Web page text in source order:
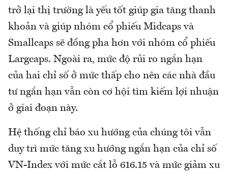
trở lại thị trường là yếu tốt giúp gia tăng thanh
khoản và giúp nhóm cổ phiếu Midcaps và
Smallcaps sẽ đồng pha hơn với nhóm cổ phiếu
Largcaps. Ngoài ra, mức độ rủi ro ngắn hạn
của hai chỉ số ở mức thấp cho nên các nhà đầu
tư ngắn hạn vẫn còn cơ hội tìm kiếm lợi nhuận
ở giai đoạn này.
Hệ thống chỉ báo xu hướng của chúng tôi vẫn
duy trì mức tăng xu hướng ngắn hạn của chỉ số
VN-Index với mức cắt lỗ 616.15 và mức giảm xu